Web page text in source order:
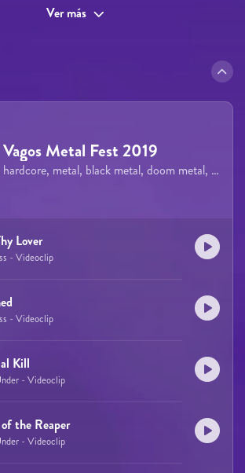
Ver más
Vagos Metal Fest 2019
hardcore, metal, black metal, doom metal, gothic metal, heavy metal, power metal, symphonic metal
Lover
- Videoclip
- Videoclip
Kill
- Videoclip
the Reaper
- Videoclip